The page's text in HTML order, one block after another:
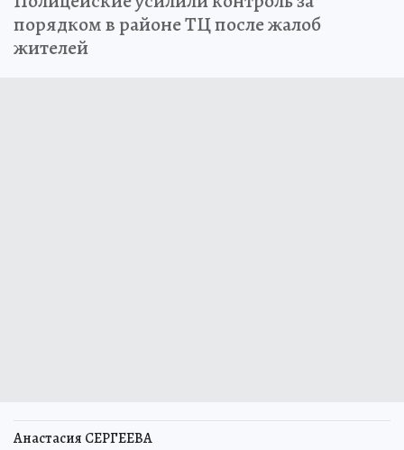
порядком в районе ТЦ после жалоб
жителей
Анастасия СЕРГЕЕВА